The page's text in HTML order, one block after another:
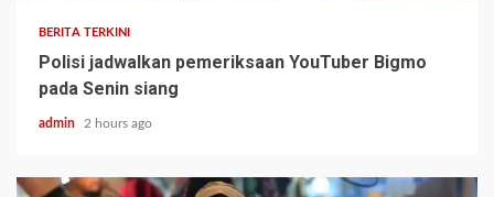
BERITA TERKINI
Polisi jadwalkan pemeriksaan YouTuber Bigmo
pada Senin siang
admin 2 hours ago